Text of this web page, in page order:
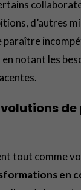
d’autres
paraître
notant les
de
tout comme
en